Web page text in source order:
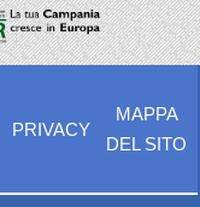
PRIVACY
MAPPA
DEL SITO